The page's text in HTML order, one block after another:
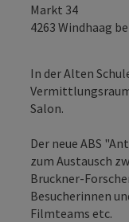
Markt 34
4263 Windhaag
In der Alten
Salon.
Der neue ABS
zum Austausch
Bruckner-
Besucherinnen
Filmteams etc.